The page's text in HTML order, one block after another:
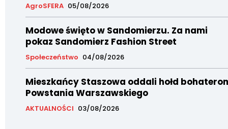
AgroSFERA 05/08/2026
Modowe święto w Sandomierzu. Za nami
pokaz Sandomierz Fashion Street
Społeczeństwo 04/08/2026
Mieszkańcy Staszowa oddali hołd
Powstania Warszawskiego
AKTUALNOŚCI 03/08/2026